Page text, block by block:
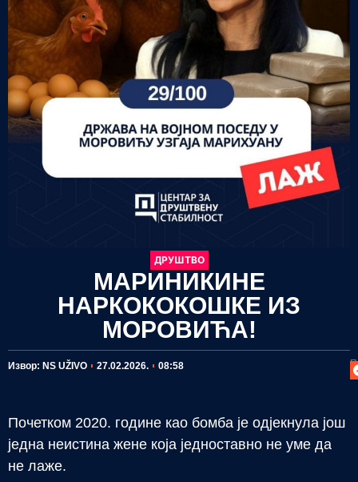
ДРУШТВО
МАРИНИКИНЕ
НАРКОКОКОШКЕ ИЗ
МОРОВИЋА!
Извор: NS UŽIVO 27.02.2026. 08:58
Почетком 2020. године као бомба је одјекнула још
једна неистина жене која једноставно не уме да
не лаже.